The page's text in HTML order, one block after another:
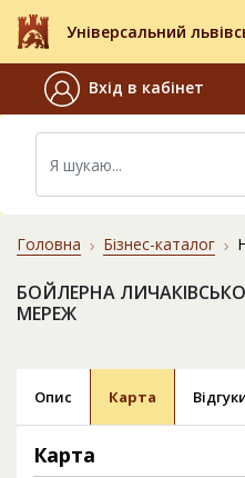
Універсальний
Вхід в кабінет
Головна Бізнес-каталог
БОЙЛЕРНА
МЕРЕЖ
Опис Карта
Карта